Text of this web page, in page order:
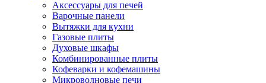
Аксессуары для печей
Варочные панели
Вытяжки для кухни
Газовые плиты
Духовые шкафы
Комбинированные плиты
Кофеварки и кофемашины
Микроволновые печи